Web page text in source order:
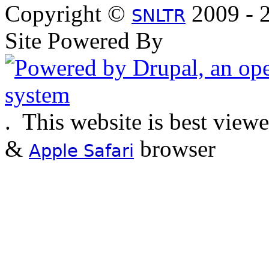
Copyright © SNLTR 2009 -
Site Powered By
. This website is best
& Apple Safari browser